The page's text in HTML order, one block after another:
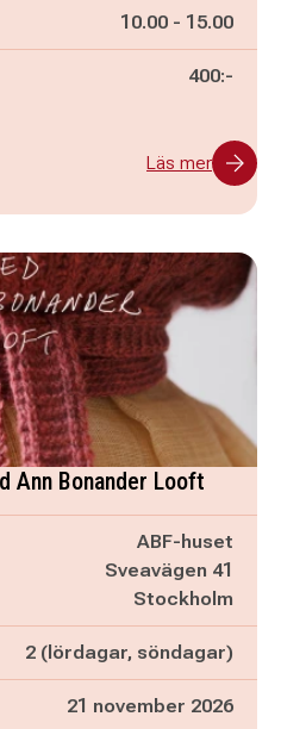
Pågår mellan
10.00 - och
15.00
400:-
Läs mer
Ann Bonander Looft
ABF-huset
Sveavägen 41
Stockholm
2 (lördagar, söndagar)
21 november 2026